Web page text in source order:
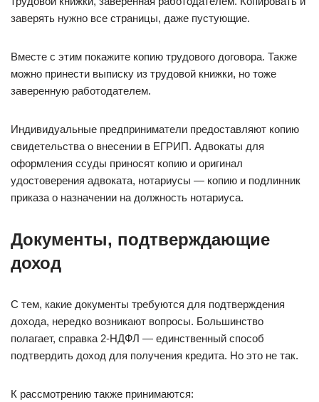
заверять нужно все страницы, даже пустующие.
Вместе с этим покажите копию трудового договора. Также
можно принести выписку из трудовой книжки, но тоже
заверенную работодателем.
Индивидуальные предприниматели предоставляют копию
свидетельства о внесении в ЕГРИП. Адвокаты для
оформления ссуды приносят копию и оригинал
удостоверения адвоката, нотариусы — копию и подлинник
приказа о назначении на должность нотариуса.
Документы, подтверждающие
доход
С тем, какие документы требуются для подтверждения
дохода, нередко возникают вопросы. Большинство
полагает, справка 2-НДФЛ — единственный способ
подтвердить доход для получения кредита. Но это не так.
К рассмотрению также принимаются: